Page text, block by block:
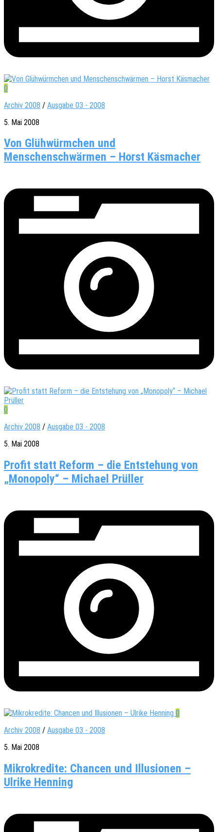
0
Archiv 2008 / Ausgabe 03 - 2008
5. Mai 2008
Von Glühwürmchen und
Menschenschwärmen – Horst Käsmacher
0
Archiv 2008 / Ausgabe 03 - 2008
5. Mai 2008
Profit statt Reform – die Entstehung von
„Monopoly“ – Michael Prüller
0
Archiv 2008 / Ausgabe 03 - 2008
5. Mai 2008
Mikrokredite: Chancen und Illusionen –
Ulrike Henning